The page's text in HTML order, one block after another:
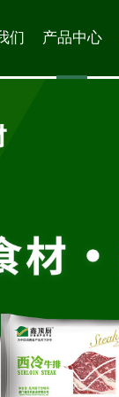
们 产品中心